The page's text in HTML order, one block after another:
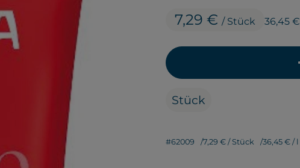
7,29 € / Stück 36,45 €
Stück
#62009 7,29 € / Stück 36,45 € / l